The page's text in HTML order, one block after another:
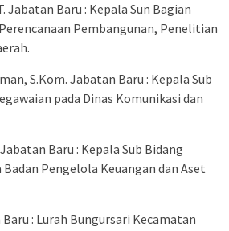
Jabatan Baru : Kepala Sun Bagian
Pembangunan, Penelitian
S.Kom. Jabatan Baru : Kepala Sub
pada Dinas Komunikasi dan
Baru : Kepala Sub Bidang
Pengelola Keuangan dan Aset
Baru : Lurah Bungursari Kecamatan